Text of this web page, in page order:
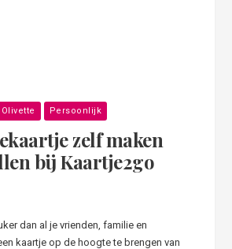
Olivette Persoonlijk
zelf maken
bij Kaartje2go
dan al je vrienden, familie en
kaartje op de hoogte te brengen van